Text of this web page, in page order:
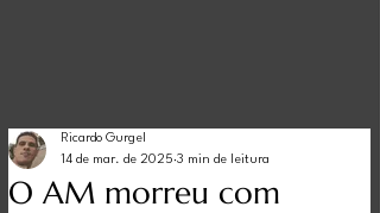
O AM morreu com
Ricardo Gurgel
14 de mar. de 2025 3 min de leitura